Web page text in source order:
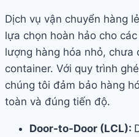
Dịch vụ vận chuyển hàng
lựa chọn hoàn hảo cho
lượng hàng hóa nhỏ, chưa
container. Với quy trình
chúng tôi đảm bảo hàng
toàn và đúng tiến độ.
Door-to-Door (LCL):